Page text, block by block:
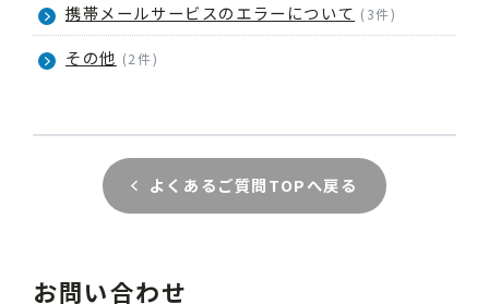
携帯メールサービスのエラーについて (3件)
その他 (2件)
よくあるご質問TOPへ戻る
お問い合わせ